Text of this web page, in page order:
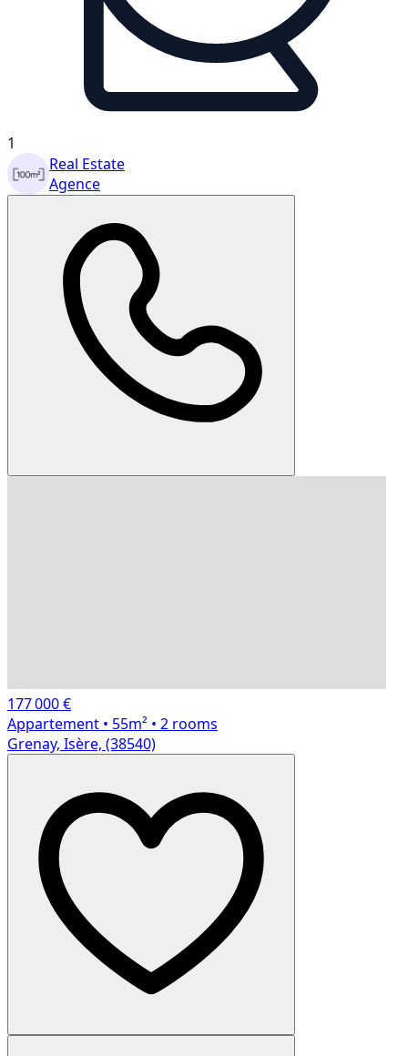
1
Real Estate
Agence
177 000 €
Appartement • 55m² • 2 rooms
Grenay, Isère, (38540)